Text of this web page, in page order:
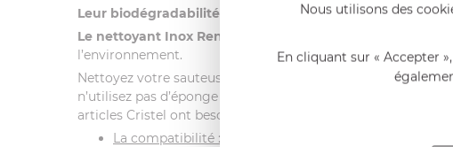
Leur biodégradabilité est optimale grâce aux
Le nettoyant Inox Renox labellisé Ecocert et fabriqué en
l’environnement.
Nettoyez votre sauteuse tout inox avec le produit
Renox
n’utilisez pas d’éponge trop abrasive lors du lavage de
articles Cristel ont besoin de peu d’énergie pour un
La compatibilité :
Nous utilisons des
En cliquant sur « Accepter